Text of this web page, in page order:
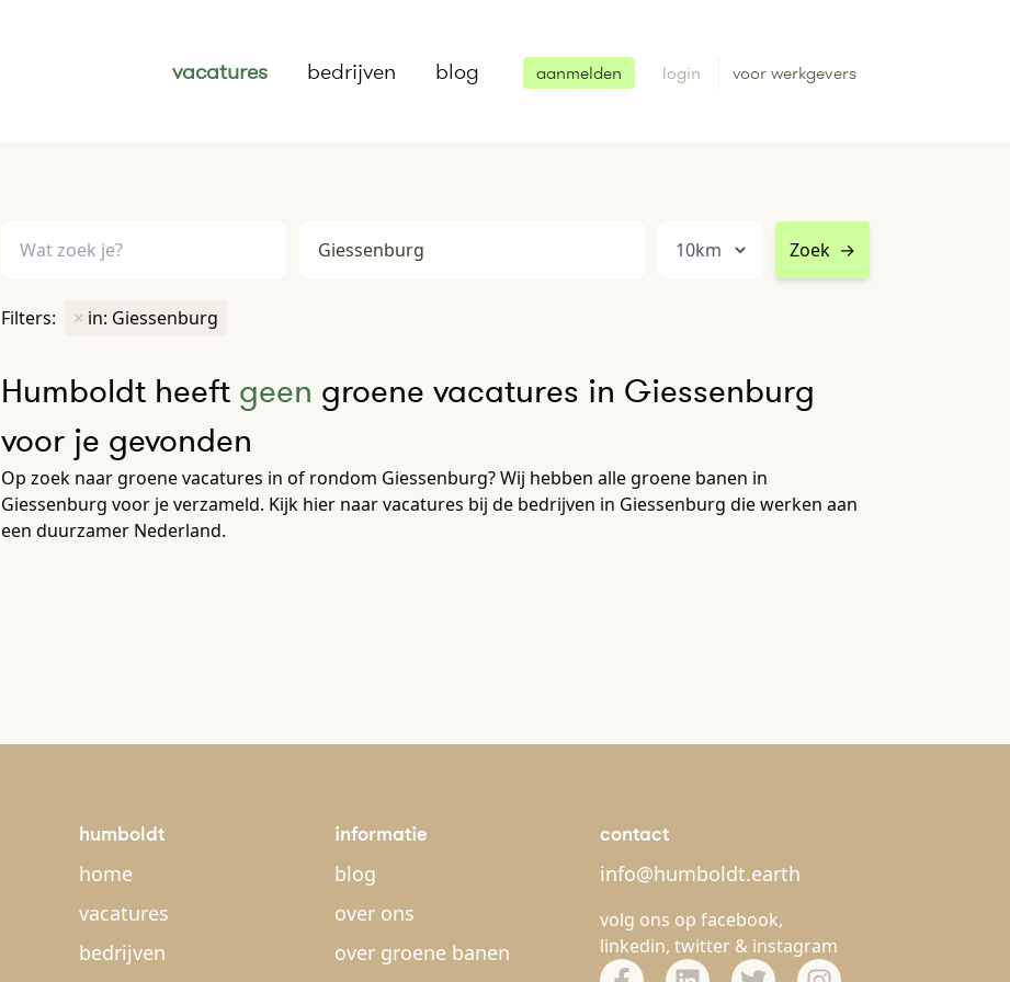
vacatures bedrijven blog aanmelden login voor werkgevers
Zoek →
Filters: × in: Giessenburg
Humboldt heeft geen groene vacatures in Giessenburg
voor je gevonden
Op zoek naar groene vacatures in of rondom Giessenburg? Wij hebben alle groene banen in
Giessenburg voor je verzameld. Kijk hier naar vacatures bij de bedrijven in Giessenburg die werken aan
een duurzamer Nederland.
humboldt
home
vacatures
bedrijven
informatie
blog
over ons
over groene banen
contact
info@humboldt.earth
volg ons op facebook,
linkedin, twitter & instagram